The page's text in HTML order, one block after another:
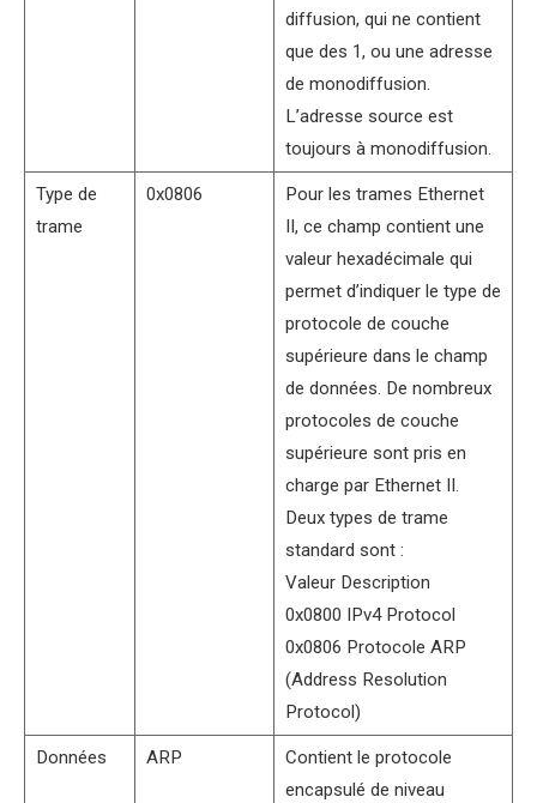
diffusion, qui ne contient
que des 1, ou une adresse
de monodiffusion.
L’adresse source est
toujours à monodiffusion.
Type de
trame
0x0806
Pour les trames Ethernet
II, ce champ contient une
valeur hexadécimale qui
permet d’indiquer le type de
protocole de couche
supérieure dans le champ
de données. De nombreux
protocoles de couche
supérieure sont pris en
charge par Ethernet II.
Deux types de trame
standard sont :
Valeur Description
0x0800 IPv4 Protocol
0x0806 Protocole ARP
(Address Resolution
Protocol)
Données ARP
Contient le protocole
encapsulé de niveau